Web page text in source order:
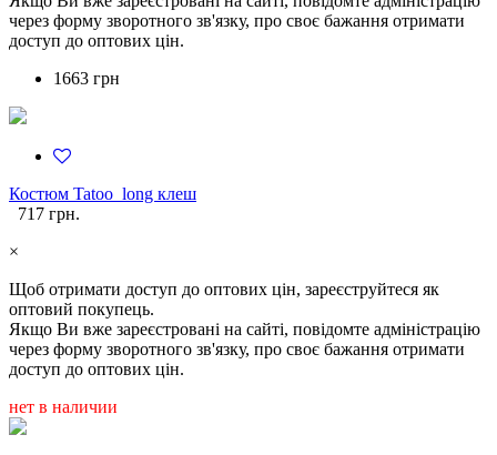
через форму зворотного зв'язку, про своє бажання отримати
доступ до оптових цін.
1663 грн
Костюм Tatoo_long клеш
717 грн.
×
Щоб отримати доступ до оптових цін, зареєструйтеся як
оптовий покупець.
Якщо Ви вже зареєстровані на сайті, повідомте адміністрацію
через форму зворотного зв'язку, про своє бажання отримати
доступ до оптових цін.
нет в наличии